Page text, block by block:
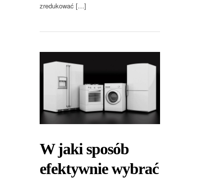
zredukować […]
W jaki sposób
efektywnie wybrać